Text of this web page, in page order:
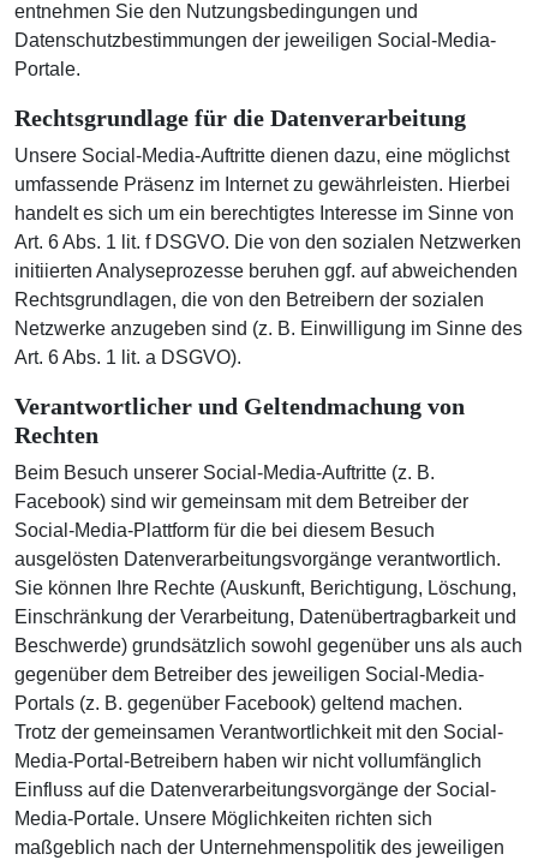
entnehmen Sie den Nutzungsbedingungen und
Datenschutzbestimmungen der jeweiligen Social-Media-
Portale.
Rechtsgrundlage für die Datenverarbeitung
Unsere Social-Media-Auftritte dienen dazu, eine möglichst
umfassende Präsenz im Internet zu gewährleisten. Hierbei
handelt es sich um ein berechtigtes Interesse im Sinne von
Art. 6 Abs. 1 lit. f DSGVO. Die von den sozialen Netzwerken
initiierten Analyseprozesse beruhen ggf. auf abweichenden
Rechtsgrundlagen, die von den Betreibern der sozialen
Netzwerke anzugeben sind (z. B. Einwilligung im Sinne des
Art. 6 Abs. 1 lit. a DSGVO).
Verantwortlicher und Geltendmachung von
Rechten
Beim Besuch unserer Social-Media-Auftritte (z. B.
Facebook) sind wir gemeinsam mit dem Betreiber der
Social-Media-Plattform für die bei diesem Besuch
ausgelösten Datenverarbeitungsvorgänge verantwortlich.
Sie können Ihre Rechte (Auskunft, Berichtigung, Löschung,
Einschränkung der Verarbeitung, Datenübertragbarkeit und
Beschwerde) grundsätzlich sowohl gegenüber uns als auch
gegenüber dem Betreiber des jeweiligen Social-Media-
Portals (z. B. gegenüber Facebook) geltend machen.
Trotz der gemeinsamen Verantwortlichkeit mit den Social-
Media-Portal-Betreibern haben wir nicht vollumfänglich
Einfluss auf die Datenverarbeitungsvorgänge der Social-
Media-Portale. Unsere Möglichkeiten richten sich
maßgeblich nach der Unternehmenspolitik des jeweiligen